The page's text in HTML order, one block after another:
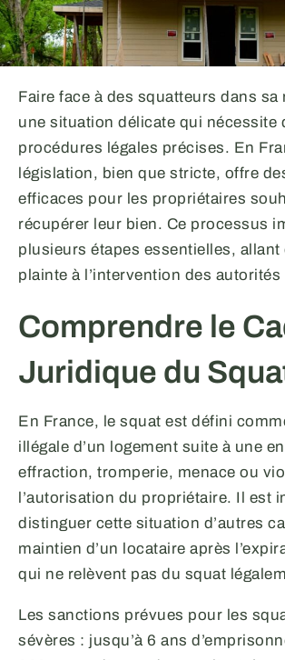
Faire face à des squatteurs dans sa
une situation délicate qui nécessite
procédures légales précises. En
législation, bien que stricte, offre
efficaces pour les propriétaires
récupérer leur bien. Ce processus
plusieurs étapes essentielles, allant
plainte à l’intervention des
Comprendre le
Juridique du
En France, le squat est défini
illégale d’un logement suite à une
effraction, tromperie, menace ou
l’autorisation du propriétaire. Il est
distinguer cette situation d’autres
maintien d’un locataire après
qui ne relèvent pas du squat
Les sanctions prévues pour les
sévères : jusqu’à 6 ans